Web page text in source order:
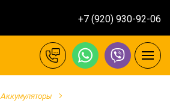
+7 (920) 930-92-06
Аккумуляторы